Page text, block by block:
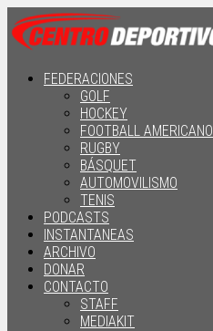
FEDERACIONES
GOLF
HOCKEY
FOOTBALL AMERICANO
RUGBY
BÁSQUET
AUTOMOVILISMO
TENIS
PODCASTS
INSTANTANEAS
ARCHIVO
DONAR
CONTACTO
STAFF
MEDIAKIT